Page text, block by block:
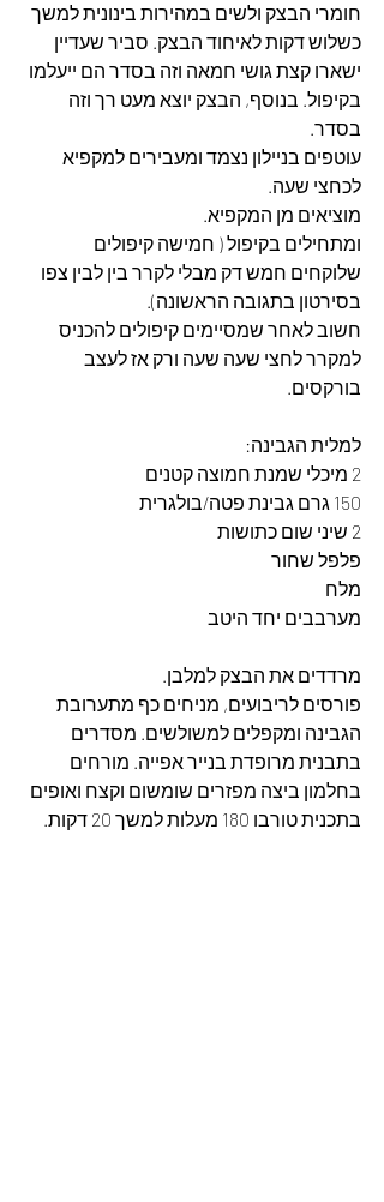
חומרי הבצק ולשים במהירות בינונית למשך
כשלוש דקות לאיחוד הבצק. סביר שעדיין
ישארו קצת גושי חמאה וזה בסדר הם ייעלמו
בקיפול. בנוסף, הבצק יוצא מעט רך וזה
בסדר.
עוטפים בניילון נצמד ומעבירים למקפיא
לכחצי שעה.
מוציאים מן המקפיא.
ומתחילים בקיפול ( חמישה קיפולים
שלוקחים חמש דק מבלי לקרר בין לבין צפו
בסירטון בתגובה הראשונה).
חשוב לאחר שמסיימים קיפולים להכניס
למקרר לחצי שעה שעה ורק אז לעצב
בורקסים.
למלית הגבינה:
2 מיכלי שמנת חמוצה קטנים
150 גרם גבינת פטה/בולגרית
2 שיני שום כתושות
פלפל שחור
מלח
מערבבים יחד היטב
מרדדים את הבצק למלבן.
פורסים לריבועים, מניחים כף מתערובת
הגבינה ומקפלים למשולשים. מסדרים
בתבנית מרופדת בנייר אפייה. מורחים
בחלמון ביצה מפזרים שומשום וקצח ואופים
בתכנית טורבו 180 מעלות למשך 20 דקות.